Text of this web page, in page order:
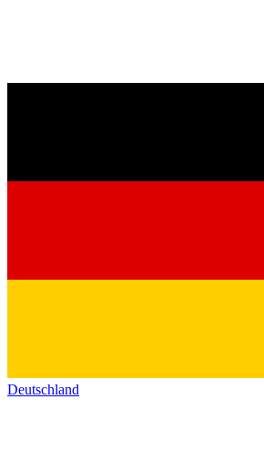
Deutschland